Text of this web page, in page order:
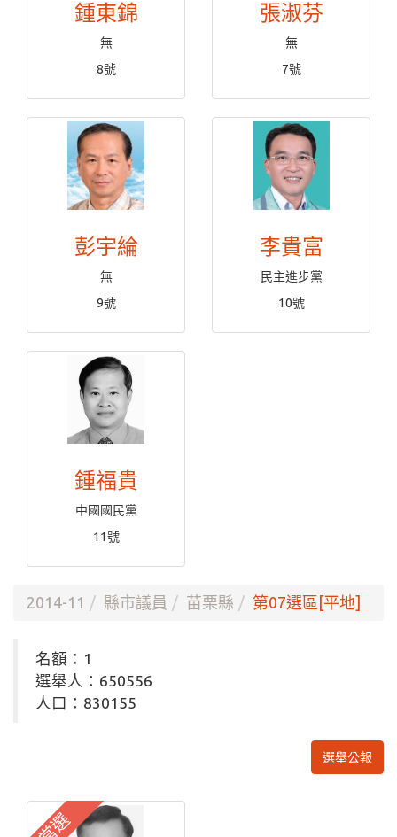
鍾東錦
無
8號
張淑芬
無
7號
彭宇綸
無
9號
李貴富
民主進步黨
10號
鍾福貴
中國國民黨
11號
2014-11 縣市議員 苗栗縣 第07選區[平地]
名額：1
選舉人：650556
人口：830155
選舉公報
當選